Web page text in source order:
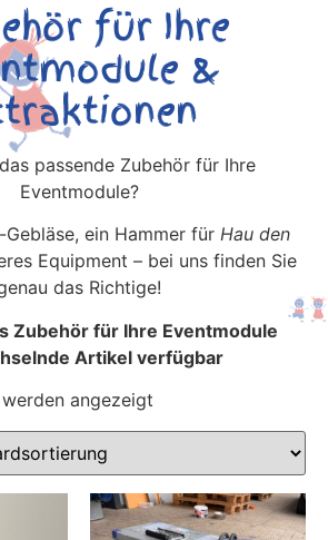
für Ihre
&
passende Zubehör für Ihre
Eventmodule?
ein Hammer für Hau den
Equipment – bei uns finden Sie
das Richtige!
Zubehör für Ihre Eventmodule
Artikel verfügbar
angezeigt